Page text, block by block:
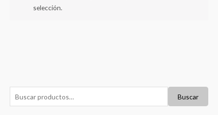
u
Buscar
selección.